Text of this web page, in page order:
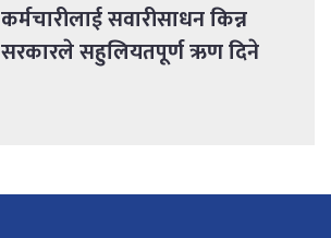
कर्मचारीलाई सवारीसाधन किन्न
सरकारले सहुलियतपूर्ण ऋण दिने